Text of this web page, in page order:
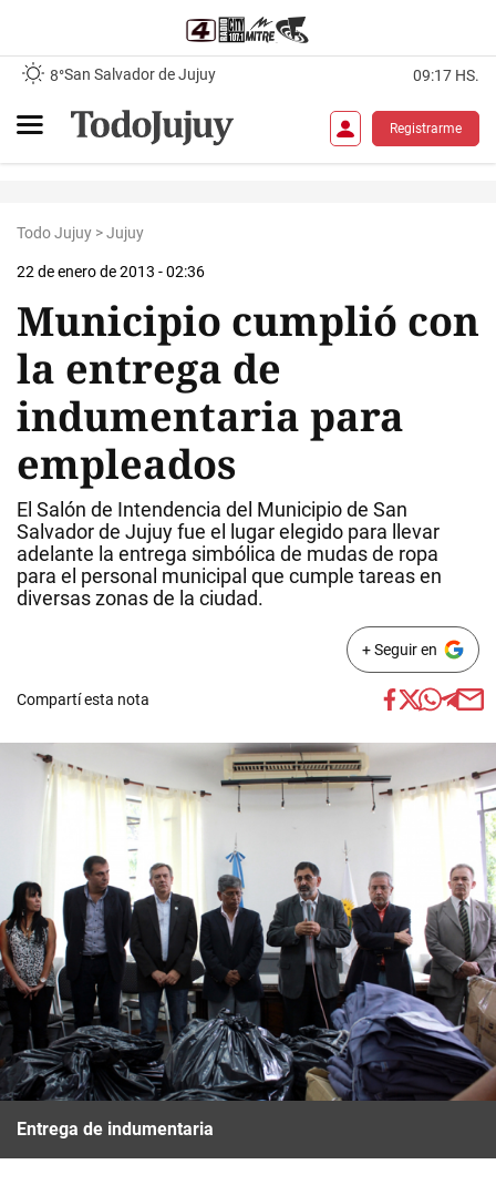
8°San Salvador de Jujuy 09:17 HS.
Registrarme
Todo Jujuy >Jujuy
22 de enero de 2013 - 02:36
Municipio cumplió con
la entrega de
indumentaria para
empleados
El Salón de Intendencia del Municipio de San
Salvador de Jujuy fue el lugar elegido para llevar
adelante la entrega simbólica de mudas de ropa
para el personal municipal que cumple tareas en
diversas zonas de la ciudad.
+ Seguir en
Compartí esta nota
Entrega de indumentaria